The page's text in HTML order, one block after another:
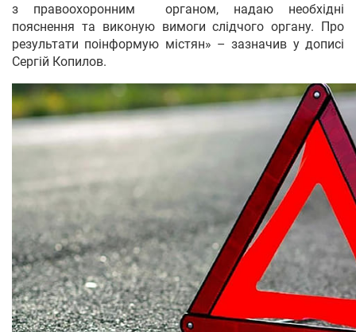
з правоохоронним органом, надаю необхідні
пояснення та виконую вимоги слідчого органу. Про
результати поінформую містян» – зазначив у дописі
Сергій Копилов.